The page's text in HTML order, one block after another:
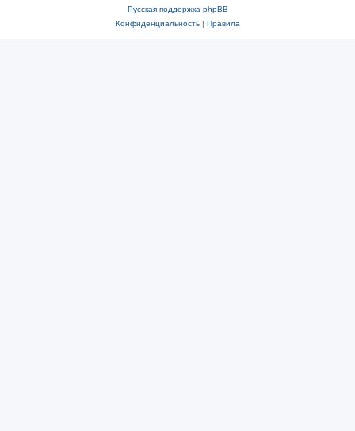
Русская поддержка phpBB
Конфиденциальность| Правила